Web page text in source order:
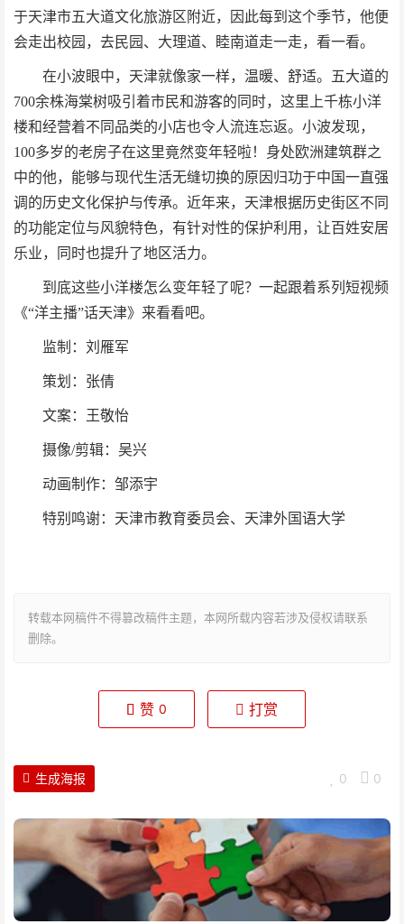
于天津市五大道文化旅游区附近，因此每到这个季节，他便
会走出校园，去民园、大理道、睦南道走一走，看一看。
在小波眼中，天津就像家一样，温暖、舒适。五大道的
700余株海棠树吸引着市民和游客的同时，这里上千栋小洋
楼和经营着不同品类的小店也令人流连忘返。小波发现，
100多岁的老房子在这里竟然变年轻啦！身处欧洲建筑群之
中的他，能够与现代生活无缝切换的原因归功于中国一直强
调的历史文化保护与传承。近年来，天津根据历史街区不同
的功能定位与风貌特色，有针对性的保护利用，让百姓安居
乐业，同时也提升了地区活力。
到底这些小洋楼怎么变年轻了呢？一起跟着系列短视频
《“洋主播”话天津》来看看吧。
监制：刘雁军
策划：张倩
文案：王敬怡
摄像/剪辑：吴兴
动画制作：邹添宇
特别鸣谢：天津市教育委员会、天津外国语大学
转载本网稿件不得篡改稿件主题，本网所载内容若涉及侵权请联系
删除。
赞 0 打赏
0 0
生成海报